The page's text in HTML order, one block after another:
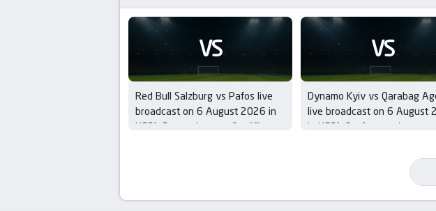
VS
Red Bull Salzburg vs Pafos live
broadcast on 6 August 2026 in
UEFA Europa League Qualifiers –
VS
Dynamo Kyiv vs Qarabag
live broadcast on 6 August
in UEFA Conference League